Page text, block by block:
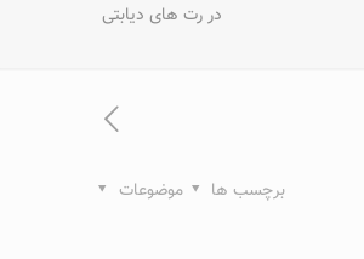
در رت های ديابتی
موضوعات برچسب ها